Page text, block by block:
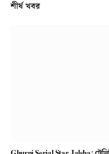
শীর্ষ খবর